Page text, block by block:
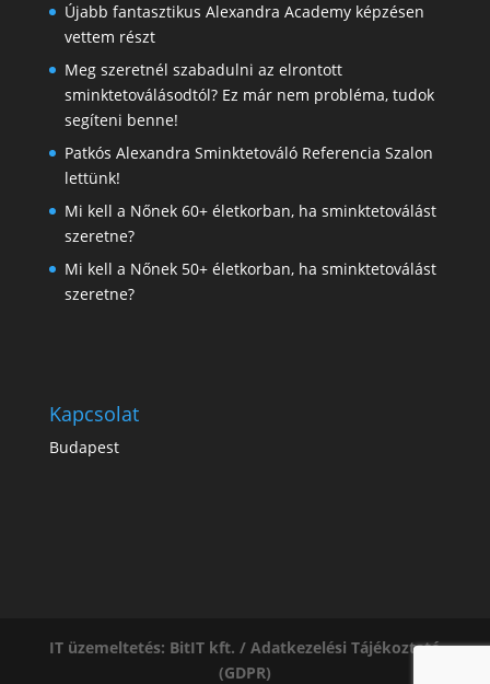
Újabb fantasztikus Alexandra Academy képzésen
vettem részt
Meg szeretnél szabadulni az elrontott
sminktetoválásodtól? Ez már nem probléma, tudok
segíteni benne!
Patkós Alexandra Sminktetováló Referencia Szalon
lettünk!
Mi kell a Nőnek 60+ életkorban, ha sminktetoválást
szeretne?
Mi kell a Nőnek 50+ életkorban, ha sminktetoválást
szeretne?
Kapcsolat
Budapest
IT üzemeltetés: BitIT kft. / Adatkezelési Tájékoztató
(GDPR)